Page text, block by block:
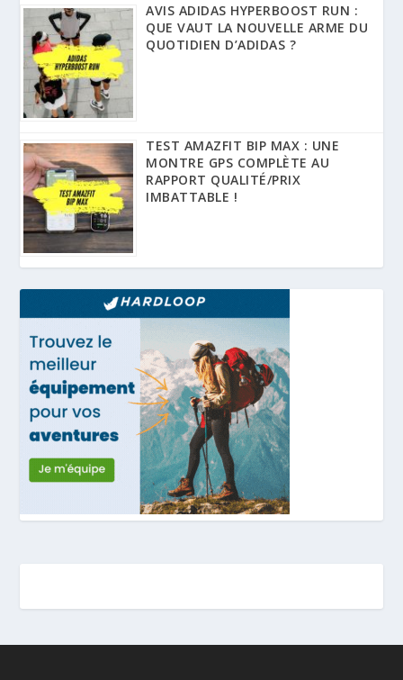
AVIS ADIDAS HYPERBOOST RUN :
QUE VAUT LA NOUVELLE ARME DU
QUOTIDIEN D’ADIDAS ?
TEST AMAZFIT BIP MAX : UNE
MONTRE GPS COMPLÈTE AU
RAPPORT QUALITÉ/PRIX
IMBATTABLE !